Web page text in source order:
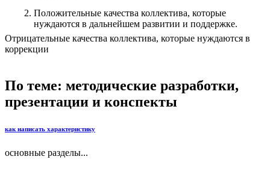
Положительные качества коллектива, которые
нуждаются в дальнейшем развитии и поддержке.
Отрицательные качества коллектива, которые нуждаются в
коррекции
По теме: методические разработки,
презентации и конспекты
как написать характеристику
основные разделы...